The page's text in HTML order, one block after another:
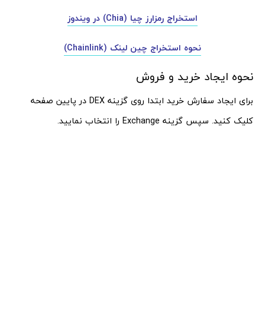
استخراج رمزارز چیا (Chia) در ویندوز
نحوه استخراج چین لینک (Chainlink)
نحوه ایجاد خرید و فروش
برای ایجاد سفارش خرید ابتدا روی گزینه DEX در پایین صفحه
کلیک کنید. سپس گزینه Exchange را انتخاب نمایید.